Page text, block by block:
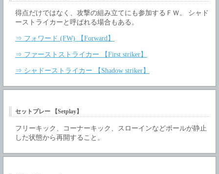
得点だけではなく、攻撃の組み立てにも参加するＦＷ。 シャド
ーストライカーと呼ばれる場合もある。
⇒ フォワード (FW) 【Forward】
⇒ ファーストストライカー 【First striker】
⇒ シャドーストライカー 【Shadow striker】
セットプレー 【Setplay】
フリーキック、コーナーキック、スローインなどボールが静止
した状態から再開すること。